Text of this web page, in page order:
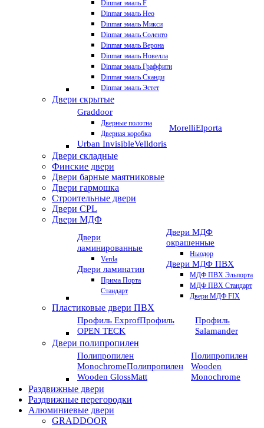
Dinmar эмаль F
Dinmar эмаль Нео
Dinmar эмаль Микси
Dinmar эмаль Соленто
Dinmar эмаль Верона
Dinmar эмаль Новелла
Dinmar эмаль Граффити
Dinmar эмаль Сканди
Dinmar эмаль Эстет
Двери скрытые
Graddoor
Дверные полотна
Дверная коробка
Urban InvisibleVelldoris
MorelliElporta
Двери складные
Финские двери
Двери барные маятниковые
Двери гармошка
Строительные двери
Двери CРL
Двери МДФ
Двери
ламинированные
Verda
Двери ламинатин
Прима Порта
Стандарт
Двери МДФ
окрашенные
Ньюдор
Двери МДФ ПВХ
МДФ ПВХ Эльпорта
МДФ ПВХ Стандарт
Двери МДФ FIX
Пластиковые двери ПВХ
Профиль ExprofПрофиль
OPEN TECK
Профиль
Salamander
Двери полипропилен
Полипропилен
MonochromeПолипропилен
Wooden GlossMatt
Полипропилен
Wooden
Monochrome
Раздвижные двери
Раздвижные перегородки
Алюминиевые двери
GRADDOOR